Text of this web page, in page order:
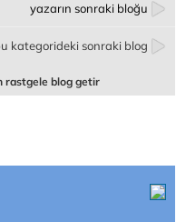
yazarın sonraki bloğu
kategorideki sonraki blog
rastgele blog getir